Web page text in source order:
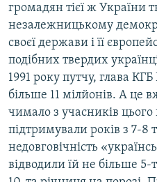
громадян тієї ж України
незалежницькому
своєї держави і її
подібних твердих
1991 року путчу, глава
більше 11 мілйонів. А це
чимало з учасників цього
підтримували років з 7-8
недовговічність
відводили їй не більше